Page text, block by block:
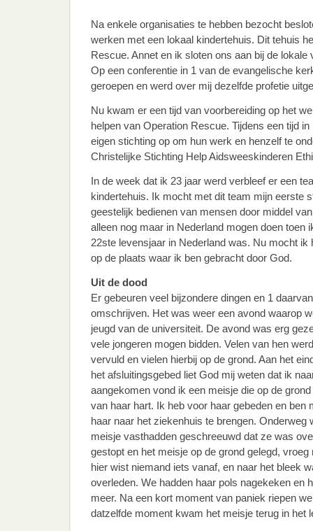
Na enkele organisaties te hebben bezocht
werken met een lokaal kindertehuis. Dit tehuis
Rescue. Annet en ik sloten ons aan bij de lokale
Op een conferentie in 1 van de evangelische
geroepen en werd over mij dezelfde profetie
Nu kwam er een tijd van voorbereiding op het
helpen van Operation Rescue. Tijdens een tijd
eigen stichting op om hun werk en henzelf te
Christelijke Stichting Help Aidsweeskinderen
In de week dat ik 23 jaar werd verbleef er een
kindertehuis. Ik mocht met dit team mijn eerste
geestelijk bedienen van mensen door middel
alleen nog maar in Nederland mogen doen toen
22ste levensjaar in Nederland was. Nu mocht ik
op de plaats waar ik ben gebracht door God.
Uit de dood
Er gebeuren veel bijzondere dingen en 1
omschrijven. Het was weer een avond waarop
jeugd van de universiteit. De avond was erg
vele jongeren mogen bidden. Velen van hen
vervuld en vielen hierbij op de grond. Aan het
het afsluitingsgebed liet God mij weten dat ik
aangekomen vond ik een meisje die op de
van haar hart. Ik heb voor haar gebeden en ben
haar naar het ziekenhuis te brengen. Onderweg
meisje vasthadden geschreeuwd dat ze was
gestopt en het meisje op de grond gelegd,
hier wist niemand iets vanaf, en naar het bleek
overleden. We hadden haar pols nagekeken en
meer. Na een kort moment van paniek riepen
datzelfde moment kwam het meisje terug in het